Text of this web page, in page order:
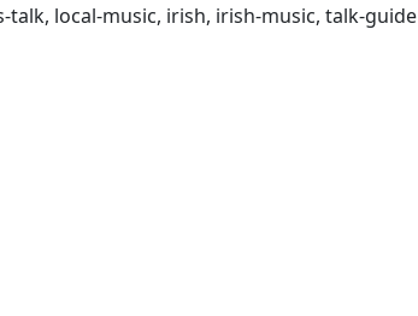
talk, local-music, irish, irish-music, talk-guide